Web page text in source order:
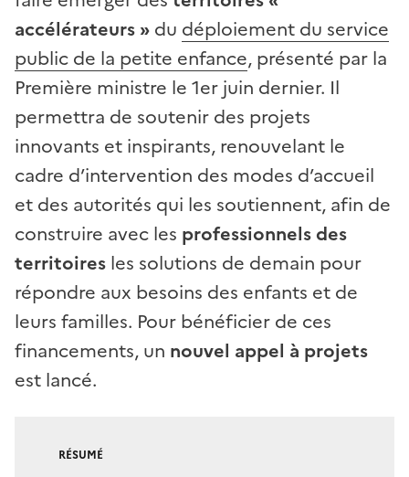
accélérateurs » du déploiement du service
public de la petite enfance, présenté par la
Première ministre le 1er juin dernier. Il
permettra de soutenir des projets
innovants et inspirants, renouvelant le
cadre d’intervention des modes d’accueil
et des autorités qui les soutiennent, afin de
construire avec les professionnels des
territoires les solutions de demain pour
répondre aux besoins des enfants et de
leurs familles. Pour bénéficier de ces
financements, un nouvel appel à projets
est lancé.
RÉSUMÉ